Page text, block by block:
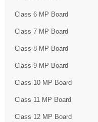
Class 6 MP Board
Class 7 MP Board
Class 8 MP Board
Class 9 MP Board
Class 10 MP Board
Class 11 MP Board
Class 12 MP Board